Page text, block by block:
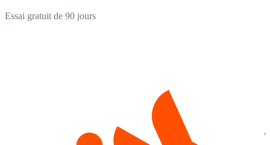
Essai gratuit de 90 jours